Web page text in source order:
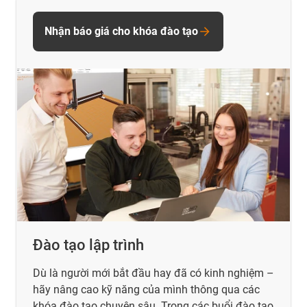
Đào tạo lập trình
Dù là người mới bắt đầu hay đã có kinh nghiệm –
hãy nâng cao kỹ năng của mình thông qua các
Nhận báo giá cho khóa đào tạo